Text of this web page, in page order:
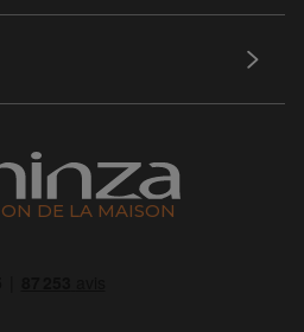
DE LA MAISON